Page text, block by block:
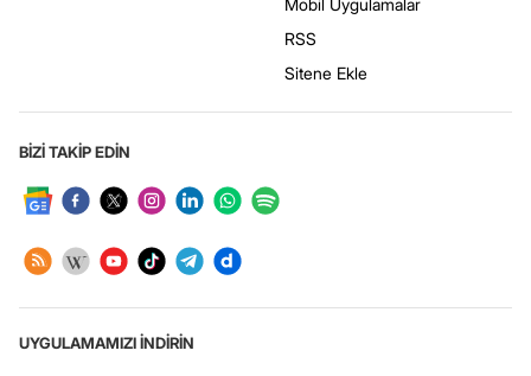
Mobil Uygulamalar
RSS
Sitene Ekle
BİZİ TAKİP EDİN
UYGULAMAMIZI İNDİRİN